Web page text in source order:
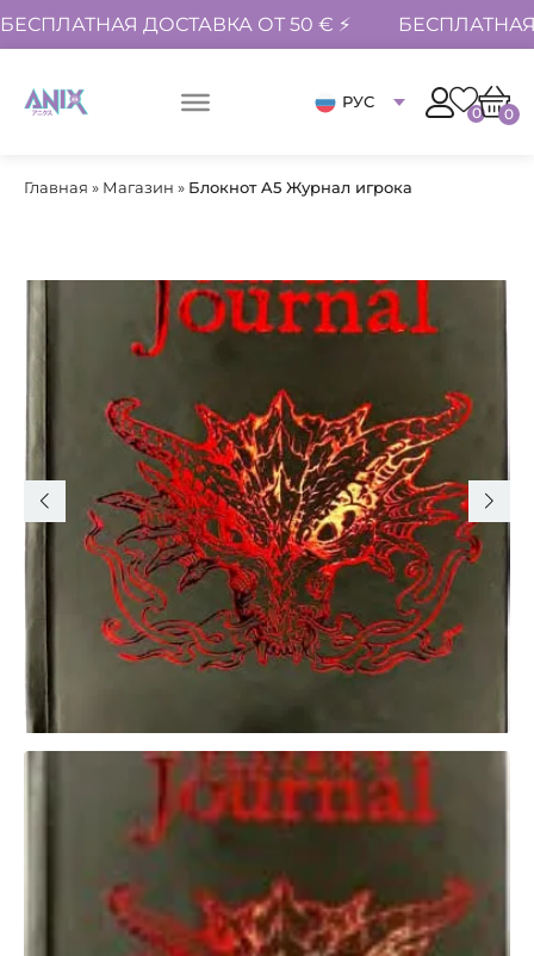
БЕСПЛАТНАЯ ДОСТАВКА ОТ 50 € ⚡
РУС
0 0
Главная » Магазин » Блокнот A5 Журнал игрока